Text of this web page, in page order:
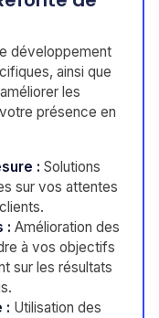
développement
ainsi que
les
présence en
: Solutions
sur vos attentes
: Amélioration des
à vos objectifs
sur les résultats
: Utilisation des